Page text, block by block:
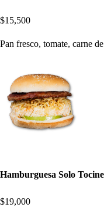
$15,500
Pan fresco, tomate, carne
Hamburguesa Solo
$19,000